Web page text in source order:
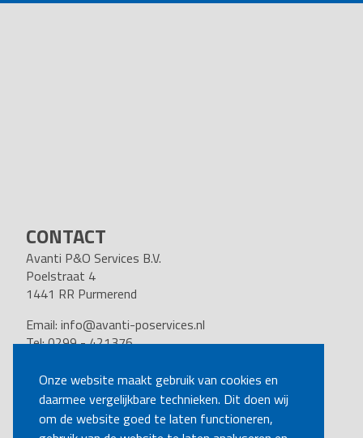
Onze website maakt gebruik van cookies en
daarmee vergelijkbare technieken. Dit doen wij
om de website goed te laten functioneren,
CONTACT
Avanti P&O Services B.V.
Poelstraat 4
1441 RR Purmerend
Email: info@avanti-poservices.nl
Tel: 0299 - 421376
Kvk nummer: 37140121
VOLG ONS